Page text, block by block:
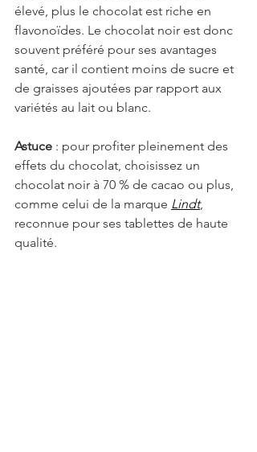
élevé, plus le chocolat est riche en
flavonoïdes. Le chocolat noir est donc
souvent préféré pour ses avantages
santé, car il contient moins de sucre et
de graisses ajoutées par rapport aux
variétés au lait ou blanc.
Astuce : pour profiter pleinement des
effets du chocolat, choisissez un
chocolat noir à 70 % de cacao ou plus,
comme celui de la marque Lindt,
reconnue pour ses tablettes de haute
qualité.